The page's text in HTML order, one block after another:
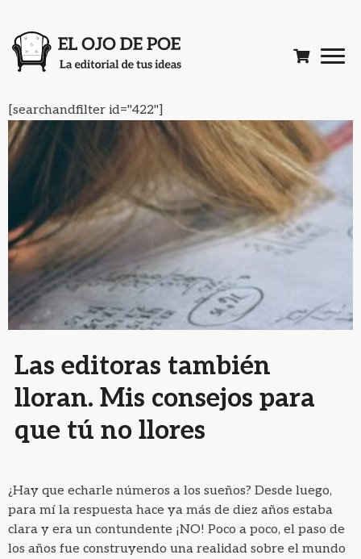
[searchandfilter id="422"]
Las editoras también
lloran. Mis consejos para
que tú no llores
¿Hay que echarle números a los sueños? Desde luego,
para mí la respuesta hace ya más de diez años estaba
clara y era un contundente ¡NO! Poco a poco, el paso de
los años fue construyendo una realidad sobre el mundo